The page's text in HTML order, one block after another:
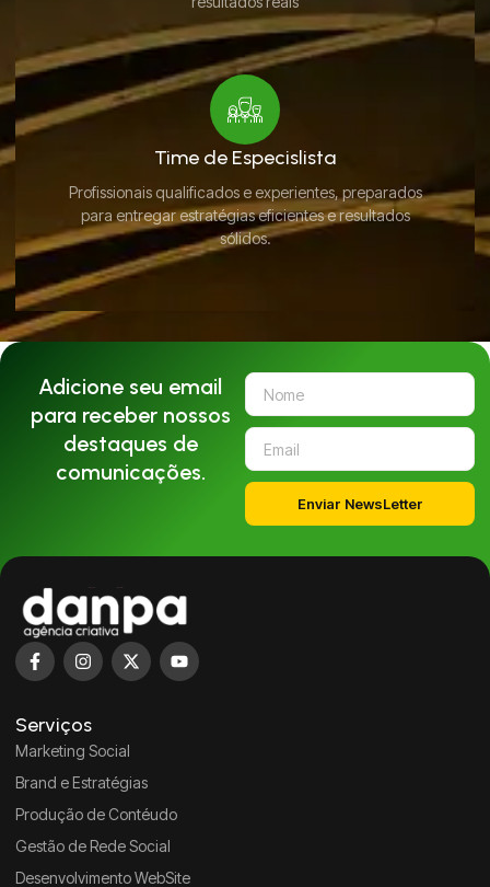
Time de Especislista
Profissionais qualificados e experientes, preparados
para entregar estratégias eficientes e resultados
sólidos.
Adicione seu email
para receber nossos
destaques de
comunicações.
Enviar NewsLetter
Serviços
Marketing Social
Brand e Estratégias
Produção de Contéudo
Gestão de Rede Social
Desenvolvimento WebSite